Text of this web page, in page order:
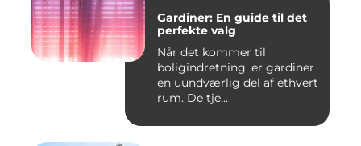
Gardiner: En guide til det
perfekte valg
Når det kommer til
boligindretning, er gardiner
en uundværlig del af ethvert
rum. De tje...